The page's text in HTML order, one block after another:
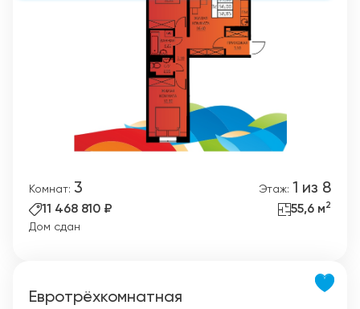
Комнат: 3 Этаж: 1 из 8
11 468 810 ₽ 55,6 м2
Дом сдан
Евротрёхкомнатная